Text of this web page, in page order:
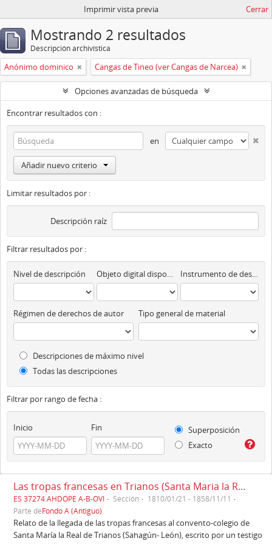
Imprimir vista previa Cerrar
Mostrando 2 resultados
Descripción archivística
Anónimo dominico Cangas de Tineo (ver Cangas de Narcea)
Opciones avanzadas de búsqueda
Encontrar resultados con :
en
Añadir nuevo criterio
Limitar resultados por :
Descripción raíz
Filtrar resultados por :
Nivel de descripción Objeto digital disponibles Instrumento de descripción
Régimen de derechos de autor Tipo general de material
Descripciones de máximo nivel
Todas las descripciones
Filtrar por rango de fecha :
Inicio Fin
Superposición
Exacto
Las tropas francesas en Trianos (Santa Maria la Real de Trianos) (1810)
ES 37274.AHDOPE A-B-OVI Sección
1810/01/21 - 1858/11/11
Parte deFondo A (Antiguo)
Relato de la llegada de las tropas francesas al convento-colegio de
Santa María la Real de Trianos (Sahagún- León), escrito por un testigo